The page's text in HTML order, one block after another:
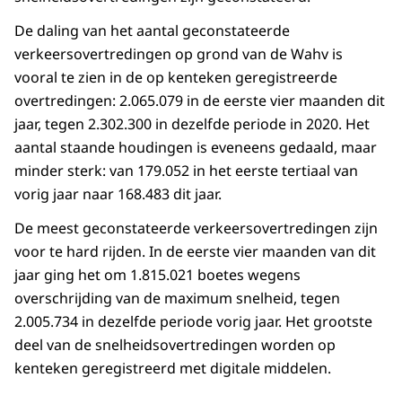
De daling van het aantal geconstateerde
verkeersovertredingen op grond van de Wahv is
vooral te zien in de op kenteken geregistreerde
overtredingen: 2.065.079 in de eerste vier maanden dit
jaar, tegen 2.302.300 in dezelfde periode in 2020. Het
aantal staande houdingen is eveneens gedaald, maar
minder sterk: van 179.052 in het eerste tertiaal van
vorig jaar naar 168.483 dit jaar.
De meest geconstateerde verkeersovertredingen zijn
voor te hard rijden. In de eerste vier maanden van dit
jaar ging het om 1.815.021 boetes wegens
overschrijding van de maximum snelheid, tegen
2.005.734 in dezelfde periode vorig jaar. Het grootste
deel van de snelheidsovertredingen worden op
kenteken geregistreerd met digitale middelen.